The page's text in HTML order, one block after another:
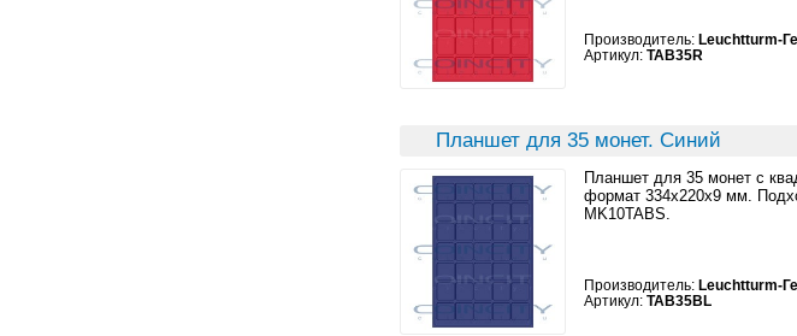
Производитель: Leuchtturm-
Артикул: TAB35R
Планшет для 35 монет. Синий
Планшет для 35 монет с
формат 334x220x9 мм.
MK10TABS.
Производитель: Leuchtturm-
Артикул: TAB35BL